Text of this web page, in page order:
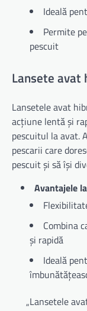
Ideală
Permite
pescuit
Lansete avat
Lansetele avat
acțiune lentă și
pescuitul la avat.
pescarii care
pescuit și să își
Avantajele
Combina
și rapidă
Ideală
„Lansetele